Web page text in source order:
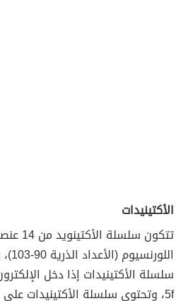
الأكتينيدات
تتكون
سلسلة الأكتينيدات إذا دخل
5f، وتحتوي سلسلة الأكتينيدات على العناصر الآتية: